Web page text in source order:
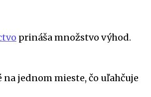
prináša množstvo výhod.
jednom mieste, čo uľahčuje